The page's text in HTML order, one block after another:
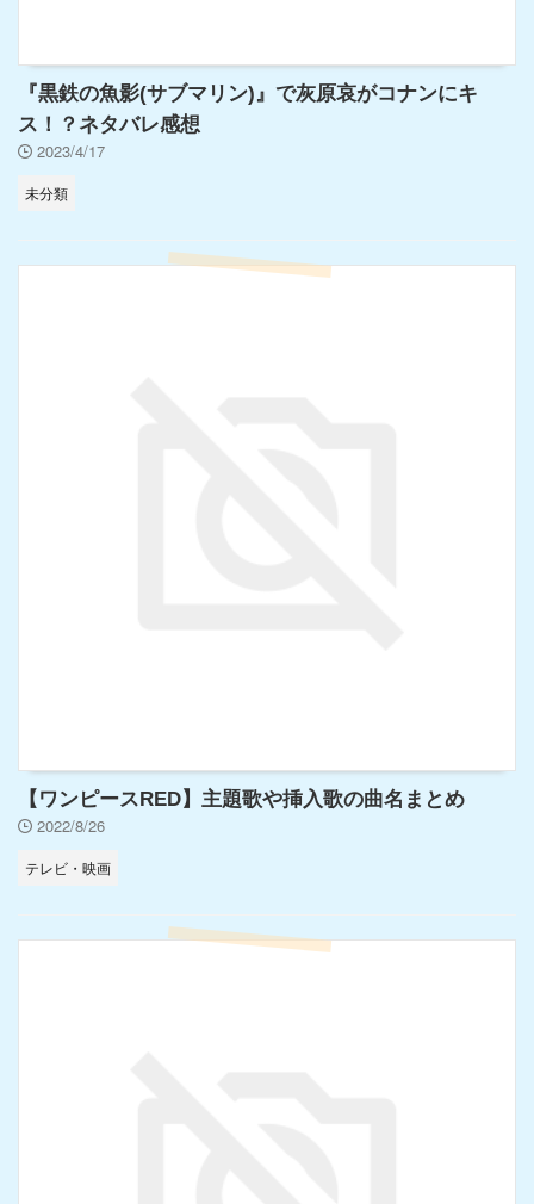
『黒鉄の魚影(サブマリン)』で灰原哀がコナンにキ
ス！？ネタバレ感想
2023/4/17
未分類
【ワンピースRED】主題歌や挿入歌の曲名まとめ
2022/8/26
テレビ・映画